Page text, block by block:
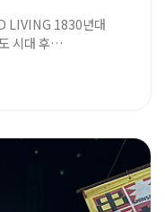
LIVING 1830년대
시대 후…